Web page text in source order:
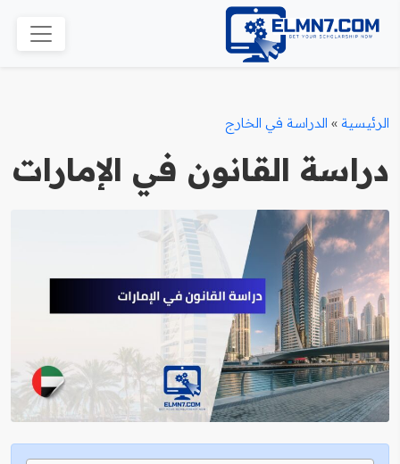
الرئيسية » الدراسة في الخارج
دراسة القانون في الإمارات